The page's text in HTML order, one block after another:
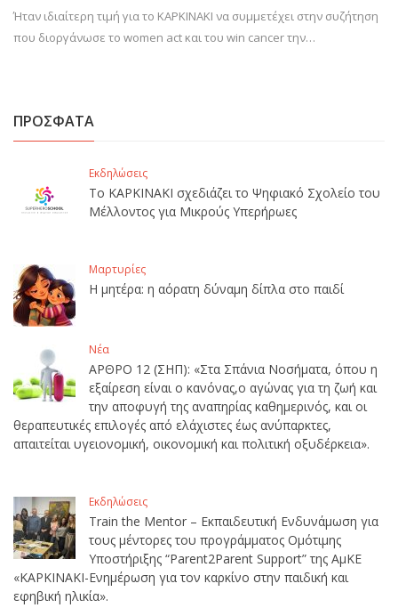
Ήταν ιδιαίτερη τιμή για το ΚΑΡΚΙΝΑΚΙ να συμμετέχει στην συζήτηση
που διοργάνωσε το women act και του win cancer την…
ΠΡΟΣΦΑΤΑ
Εκδηλώσεις
Το ΚΑΡΚΙΝΑΚΙ σχεδιάζει το Ψηφιακό Σχολείο του
Μέλλοντος για Μικρούς Υπερήρωες
Μαρτυρίες
Η μητέρα: η αόρατη δύναμη δίπλα στο παιδί
Νέα
ΑΡΘΡΟ 12 (ΣΗΠ): «Στα Σπάνια Νοσήματα, όπου η
εξαίρεση είναι ο κανόνας,ο αγώνας για τη ζωή και
την αποφυγή της αναπηρίας καθημερινός, και οι
θεραπευτικές επιλογές από ελάχιστες έως ανύπαρκτες,
απαιτείται υγειονομική, οικονομική και πολιτική οξυδέρκεια».
Εκδηλώσεις
Train the Mentor – Εκπαιδευτική Ενδυνάμωση για
τους μέντορες του προγράμματος Ομότιμης
Υποστήριξης “Parent2Parent Support” της ΑμΚΕ
«ΚΑΡΚΙΝΑΚΙ-Ενημέρωση για τον καρκίνο στην παιδική και
εφηβική ηλικία».